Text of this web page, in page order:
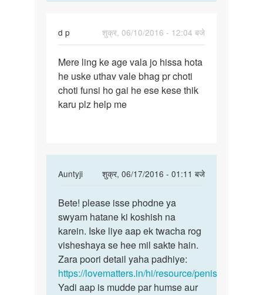
d p
शुक्र, 06/10/2016 - 12:04 बजे
Mere
ling
ke
age
Mere ling ke age vala jo hissa hota
he uske uthav vale bhag pr choti
choti funsi ho gai he ese kese thik
karu plz help me
Auntyji
शुक्र, 06/17/2016 - 01:11 बजे
In
to
Mere
ling
ke
age
vala
jo
Bete!
please
isse
phodne
ya
Bete! please isse phodne ya
swyam hatane ki koshish na
karein. Iske liye aap ek twacha rog
visheshaya se hee mil sakte hain.
Zara poori detail yaha padhiye:
https://lovematters.in/hi/resource/penis
Yadi aap is mudde par humse aur